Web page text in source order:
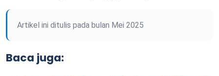
Artikel ini ditulis pada bulan Mei 2025
Baca juga: